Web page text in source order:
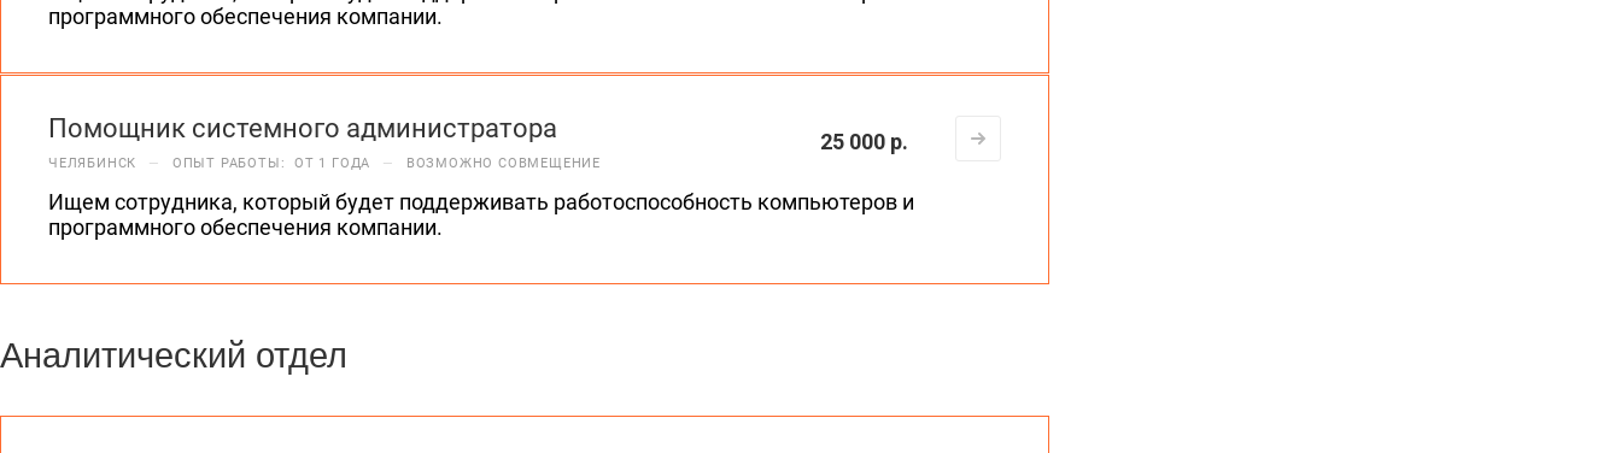
программного обеспечения компании.
Помощник системного администратора
ЧЕЛЯБИНСК — ОПЫТ РАБОТЫ: ОТ 1 ГОДА — ВОЗМОЖНО СОВМЕЩЕНИЕ
25 000 р.
Ищем сотрудника, который будет поддерживать работоспособность компьютеров и
программного обеспечения компании.
Аналитический отдел